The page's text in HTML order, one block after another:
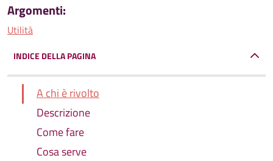
Argomenti:
Utilità
INDICE DELLA PAGINA
A chi è rivolto
Descrizione
Come fare
Cosa serve